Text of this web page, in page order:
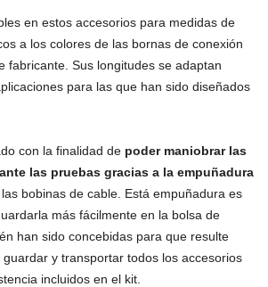
en estos accesorios para medidas de
a los colores de las bornas de conexión
fabricante. Sus longitudes se adaptan
para las que han sido diseñados
con la finalidad de poder maniobrar las
las pruebas gracias a la empuñadura
bobinas de cable. Está empuñadura es
más fácilmente en la bolsa de
han sido concebidas para que resulte
y transportar todos los accesorios
incluidos en el kit.